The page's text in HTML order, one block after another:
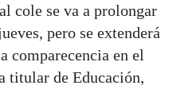
cole se va a prolongar
pero se extenderá
comparecencia en el
titular de Educación,